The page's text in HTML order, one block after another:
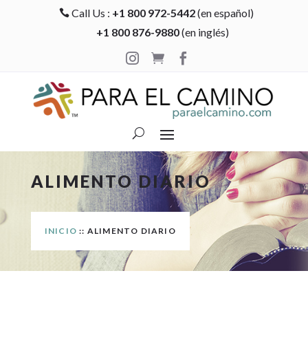
 Call Us : +1 800 972-5442(en español)
+1 800 876-9880(en inglés)

 
ALIMENTO DIARIO
INICIO :: ALIMENTO DIARIO